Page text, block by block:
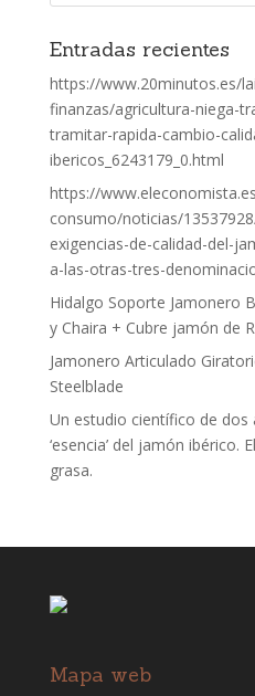
Entradas recientes
https://www.20minutos.es/
finanzas/agricultura-niega-
tramitar-rapida-cambio-
ibericos_6243179_0.html
https://
consumo/noticias/
exigencias-de-calidad-del-
a-las-otras-tres-
Hidalgo Soporte Jamonero
y Chaira + Cubre jamón de
Jamonero Articulado
Steelblade
Un estudio científico de dos
‘esencia’ del jamón ibérico.
grasa.
Mapa web